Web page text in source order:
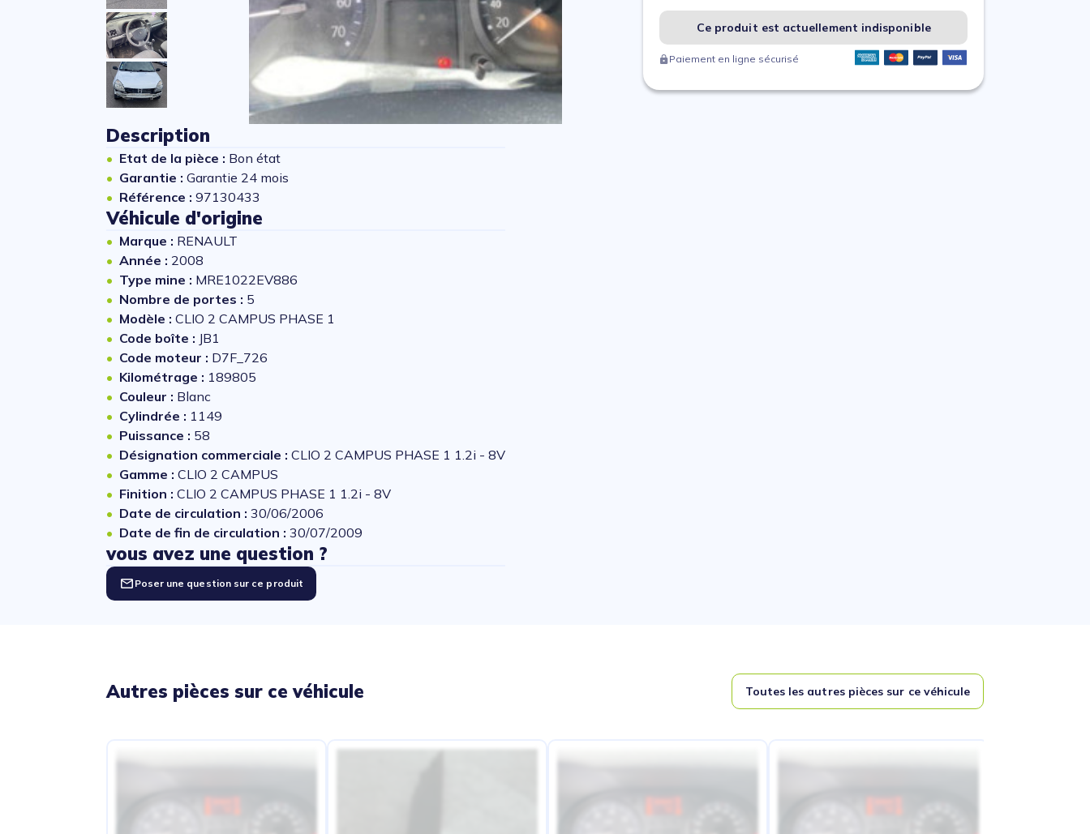
Description
Etat de la pièce : Bon état
Garantie : Garantie 24 mois
Référence : 97130433
Véhicule d'origine
Marque : RENAULT
Année : 2008
Type mine : MRE1022EV886
Nombre de portes : 5
Modèle : CLIO 2 CAMPUS PHASE 1
Code boîte : JB1
Code moteur : D7F_726
Kilométrage : 189805
Couleur : Blanc
Cylindrée : 1149
Puissance : 58
Désignation commerciale : CLIO 2 CAMPUS PHASE 1 1.2i - 8V
Gamme : CLIO 2 CAMPUS
Finition : CLIO 2 CAMPUS PHASE 1 1.2i - 8V
Date de circulation : 30/06/2006
Date de fin de circulation : 30/07/2009
vous avez une question ?
Poser une question sur ce produit
Ce produit est actuellement indisponible
Paiement en ligne sécurisé
Autres pièces sur ce véhicule Toutes les autres pièces sur ce véhicule